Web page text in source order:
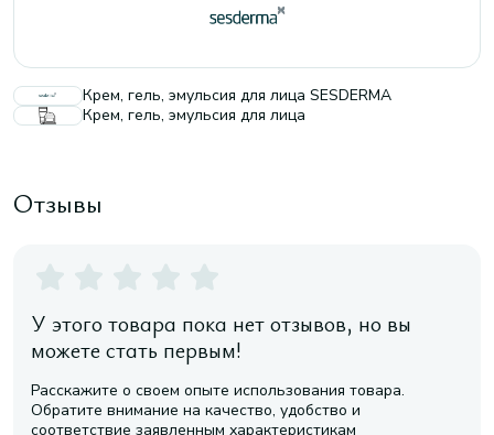
Крем, гель, эмульсия для лица SESDERMA
Крем, гель, эмульсия для лица
Отзывы
У этого товара пока нет отзывов, но вы
можете стать первым!
Расскажите о своем опыте использования товара.
Обратите внимание на качество, удобство и
соответствие заявленным характеристикам